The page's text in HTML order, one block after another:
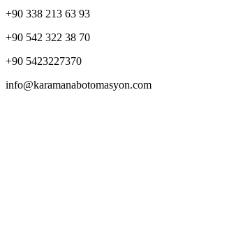
+90 338 213 63 93
+90 542 322 38 70
+90 5423227370
info@karamanabotomasyon.com